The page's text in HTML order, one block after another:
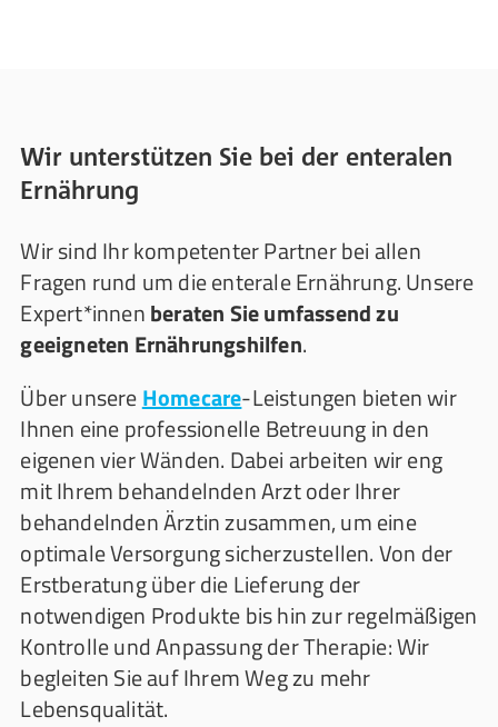
Wir unterstützen Sie bei der enteralen
Ernährung
Wir sind Ihr kompetenter Partner bei allen
Fragen rund um die enterale Ernährung. Unsere
Expert*innenberaten Sie umfassend zu
geeigneten Ernährungshilfen.
Über unsereHomecare-Leistungen bieten wir
Ihnen eine professionelle Betreuung in den
eigenen vier Wänden. Dabei arbeiten wir eng
mit Ihrem behandelnden Arzt oder Ihrer
behandelnden Ärztin zusammen, um eine
optimale Versorgung sicherzustellen. Von der
Erstberatung über die Lieferung der
notwendigen Produkte bis hin zur regelmäßigen
Kontrolle und Anpassung der Therapie: Wir
begleiten Sie auf Ihrem Weg zu mehr
Lebensqualität.